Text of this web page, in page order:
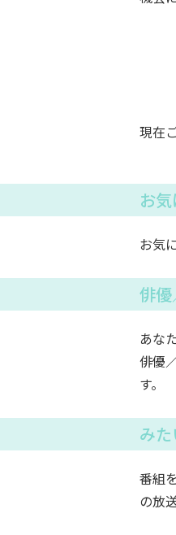
現在
お
お気
俳
あな
俳優
す。
み
番組
の放